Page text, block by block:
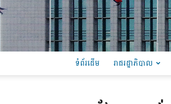
ទំព័រដើម រាជរដ្ឋាភិបាល